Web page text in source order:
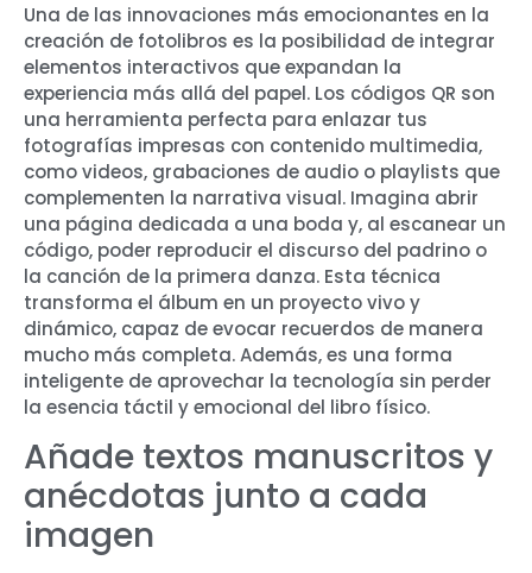
Una de las innovaciones más emocionantes en la
creación de fotolibros es la posibilidad de integrar
elementos interactivos que expandan la
experiencia más allá del papel. Los códigos QR son
una herramienta perfecta para enlazar tus
fotografías impresas con contenido multimedia,
como videos, grabaciones de audio o playlists que
complementen la narrativa visual. Imagina abrir
una página dedicada a una boda y, al escanear un
código, poder reproducir el discurso del padrino o
la canción de la primera danza. Esta técnica
transforma el álbum en un proyecto vivo y
dinámico, capaz de evocar recuerdos de manera
mucho más completa. Además, es una forma
inteligente de aprovechar la tecnología sin perder
la esencia táctil y emocional del libro físico.
Añade textos manuscritos y
anécdotas junto a cada
imagen